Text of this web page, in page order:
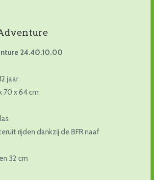
24.40.10.00
jaar
70 x 64 cm
rijden dankzij de BFR naaf
32 cm